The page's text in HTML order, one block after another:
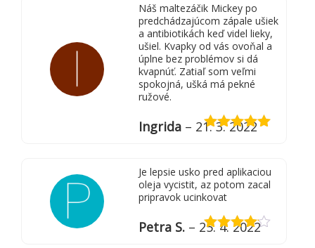
Náš maltezáčik Mickey po
predchádzajúcom zápale ušiek
a antibiotikách keď videl lieky,
ušiel. Kvapky od vás ovoňal a
úplne bez problémov si dá
kvapnúť. Zatiaľ som veľmi
spokojná, ušká má pekné
ružové.
Ingrida – 21. 3. 2022
Je lepsie usko pred aplikaciou
oleja vycistit, az potom zacal
pripravok ucinkovat
Petra S. – 25. 4. 2022